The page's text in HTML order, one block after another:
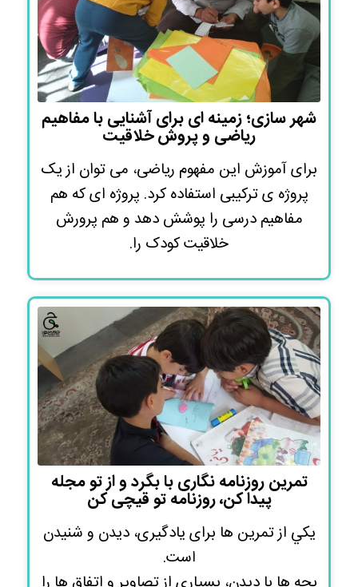
شهر سازی؛ زمینه ای برای آشنایی با مفاهیم
ریاضی و پروش خلاقیت
برای آموزش این مفهوم ریاضی، می توان از یک
پروژه ی ترکیبی استفاده کرد. پروژه ای که هم
مفاهیم درسی را پوشش دهد و هم پرورش
خلاقیت کودک را.
تمرین روزنامه نگاری با بگرد و از تو مجله
پيدا كن، روزنامه تو قيچى كن
يكي از تمرين ها براى يادگيرى، ديدن و شنيدن
است.